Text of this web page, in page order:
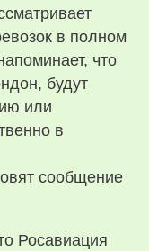
в полном
что
будут
или
в
сообщение
Росавиация